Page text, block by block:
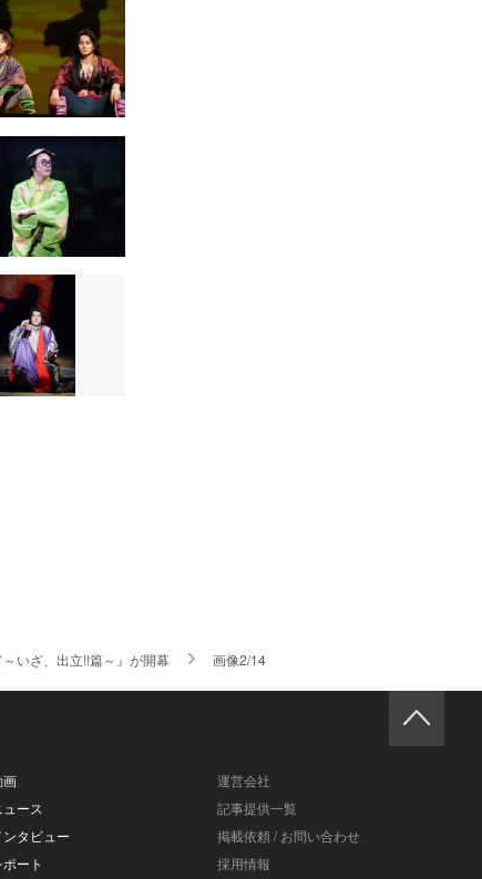
いざ、出立!!篇～』が開幕
画像2/14
画
ース
ンタビュー
ート
運営会社
記事提供一覧
掲載依頼 / お問い合わせ
採用情報